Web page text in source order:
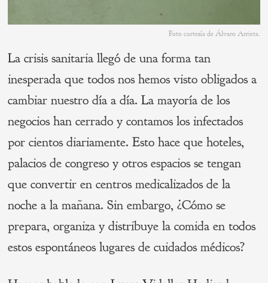
Foto cortesía de Álvaro Arrieta.
La crisis sanitaria llegó de una forma tan
inesperada que todos nos hemos visto obligados a
cambiar nuestro día a día. La mayoría de los
negocios han cerrado y contamos los infectados
por cientos diariamente. Esto hace que hoteles,
palacios de congreso y otros espacios se tengan
que convertir en centros medicalizados de la
noche a la mañana. Sin embargo, ¿Cómo se
prepara, organiza y distribuye la comida en todos
estos espontáneos lugares de cuidados médicos?